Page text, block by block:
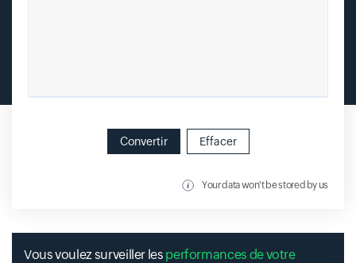
Convertir Effacer
Your data won't be stored by us
Vous voulez surveiller les performances de votre